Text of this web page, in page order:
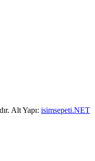
Alt Yapı: isimsepeti.NET